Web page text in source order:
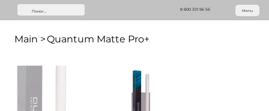
8 800 301 96 56 Menu
Main >Quantum Matte Pro+